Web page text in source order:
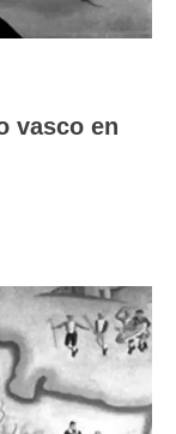
vasco en